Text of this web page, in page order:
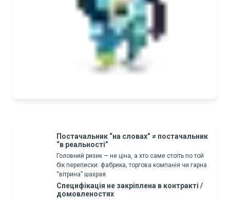
Постачальник “на словах” ≠ постачальник
“в реальності”
Головний ризик — не ціна, а хто саме стоїть по той
бік переписки: фабрика, торгова компанія чи гарна
“вітрина” шахрая.
Специфікація не закріплена в контракті /
домовленостях